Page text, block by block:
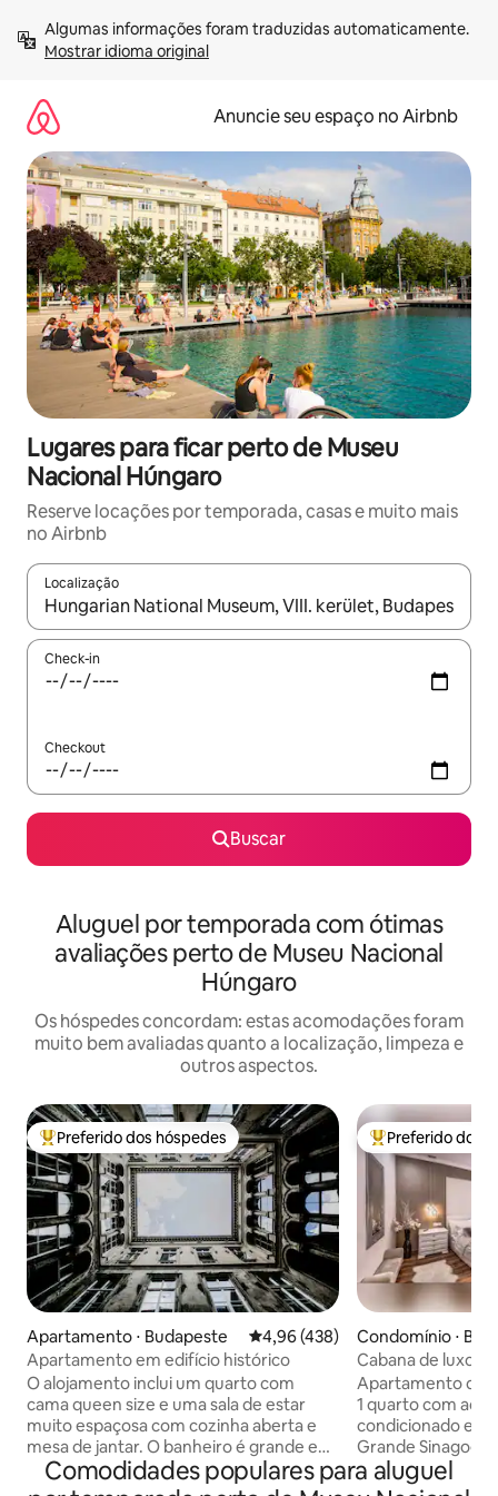
para
Mostrar idioma original
Anuncie seu espaço no Airbnb
Lugares para ficar perto de Museu
Nacional Húngaro
Reserve locações por temporada, casas e muito mais
no Airbnb
Localização
Quando os resultados estiverem disponíveis, explore-os
Check-in
Checkout
Buscar
Aluguel por temporada com ótimas
avaliações perto de Museu Nacional
Húngaro
Os hóspedes concordam: estas acomodações foram
muito bem avaliadas quanto a localização, limpeza e
outros aspectos.
Entre os melhores preferidos dos hóspedes
Preferido dos hóspedes
Apartamento ⋅ Budapeste 4,96 de uma avaliação média de
4,96 (438)
Apartamento em edifício histórico
O alojamento inclui um quarto com
cama queen size e uma sala de estar
muito espaçosa com cozinha aberta e
mesa de jantar. O banheiro é grande e
agradável. O apartamento está cheio de
luz, é arejado e tem uma ótima
Entre os
Preferido dos
Condomínio ⋅
Cabana de luxo
com ar-
Apartamento de
1 quarto com
condicionado em
Grande Sinagoga
Budapest Eye,
Basílica ficam a 7
Comodidades populares para aluguel